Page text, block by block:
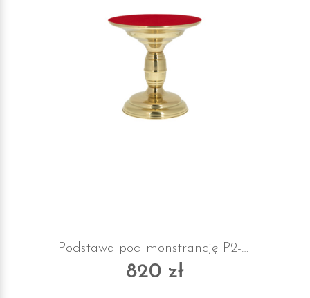
Podstawa pod monstrancję P2-B z suknem
820 zł